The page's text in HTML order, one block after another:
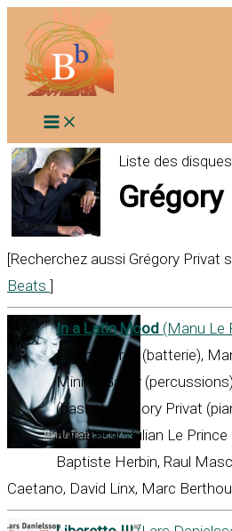
contenu
Liste des
[Recherchez aussi Grégory Privat
Beats ]
In a Latin Mood (Manu Le
Lukmil Perez (batterie),
Minino Garay
(basse), Grégory Privat
Mirabassi, Julian Le Prince
Baptiste Herbin, Raul
Caetano, David Linx, Marc